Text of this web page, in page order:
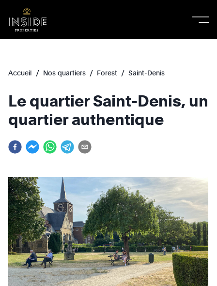
Accueil / Nos quartiers / Forest / Saint-Denis
Le quartier Saint-Denis, un
quartier authentique